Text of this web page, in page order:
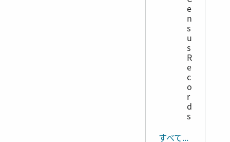
e
n
s
u
s
R
e
c
o
r
d
s
すべて表示する